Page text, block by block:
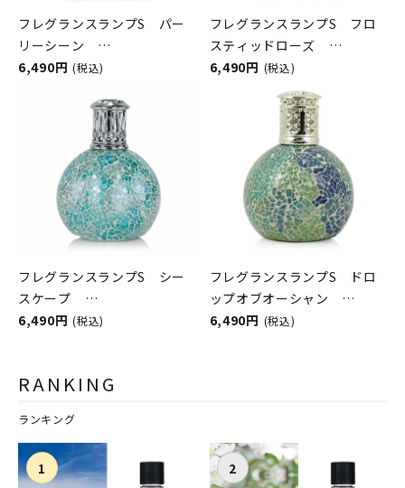
フレグランスランプS パー
リーシーン
ASHLEIGH&BURWOOD（ア
6,490円 (税込)
フレグランスランプS フロ
スティッドローズ
ASHLEIGH&BURWOOD（ア
シュレイアンドバーウッド）
6,490円 (税込)
フレグランスランプS シー
スケープ
ASHLEIGH&BURWOOD（ア
6,490円 (税込)
フレグランスランプS ドロ
ップオブオーシャン
ASHLEIGH&BURWOOD（ア
6,490円 (税込)
RANKING
ランキング